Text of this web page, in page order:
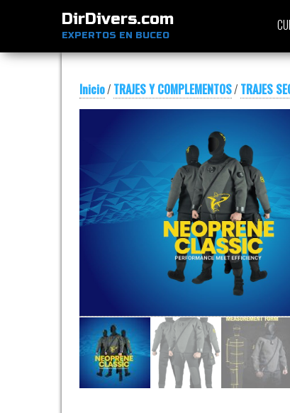
DirDivers.com
EXPERTOS EN BUCEO
Inicio/ TRAJES Y COMPLEMENTOS/ TRAJES